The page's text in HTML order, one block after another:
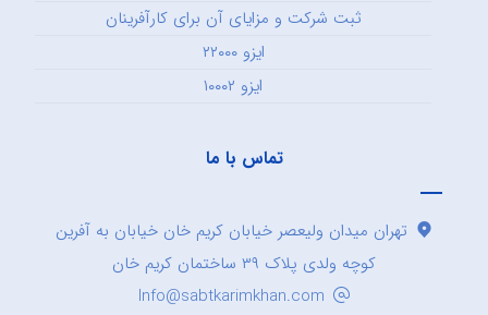
ثبت شرکت و مزایای آن برای کارآفرینان
ایزو ۲۲۰۰۰
ایزو ۱۰۰۰۲
تماس با ما
تهران میدان ولیعصر خیابان کریم خان خیابان به آفرین
کوچه ولدی پلاک ۳۹ ساختمان کریم خان
Info@sabtkarimkhan.com